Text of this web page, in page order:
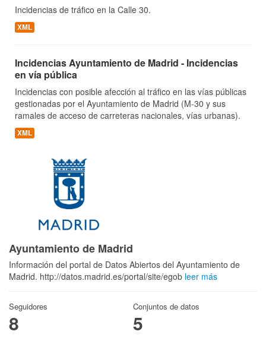
Incidencias de tráfico en la Calle 30.
XML
Incidencias Ayuntamiento de Madrid - Incidencias
en vía pública
Incidencias con posible afección al tráfico en las vías públicas
gestionadas por el Ayuntamiento de Madrid (M-30 y sus
ramales de acceso de carreteras nacionales, vías urbanas).
XML
Ayuntamiento de Madrid
Información del portal de Datos Abiertos del Ayuntamiento de
Madrid. http://datos.madrid.es/portal/site/egob leer más
Seguidores
8
Conjuntos de datos
5